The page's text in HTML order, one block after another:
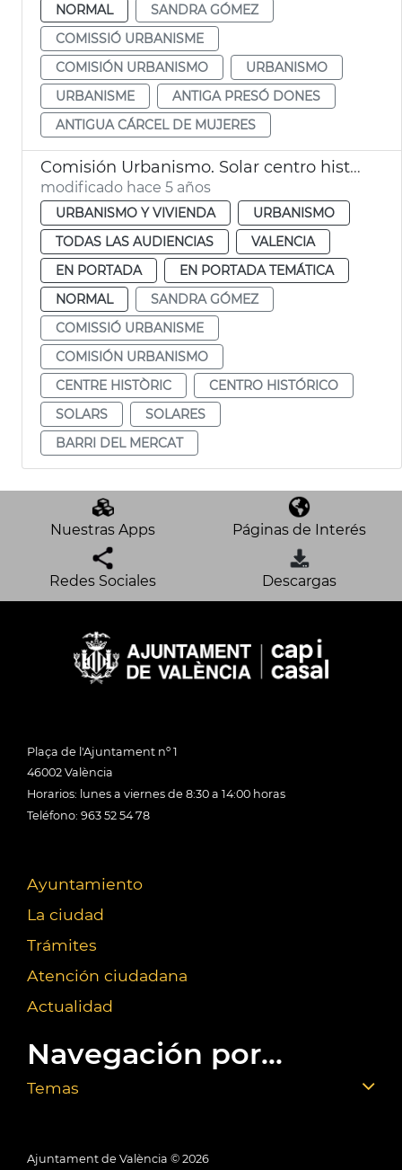
NORMAL
SANDRA GÓMEZ
COMISSIÓ URBANISME
COMISIÓN URBANISMO
URBANISMO
URBANISME
ANTIGA PRESÓ DONES
ANTIGUA CÁRCEL DE MUJERES
Comisión Urbanismo. Solar centro histórico
modificado hace 5 años
URBANISMO Y VIVIENDA
URBANISMO
TODAS LAS AUDIENCIAS
VALENCIA
EN PORTADA
EN PORTADA TEMÁTICA
NORMAL
SANDRA GÓMEZ
COMISSIÓ URBANISME
COMISIÓN URBANISMO
CENTRE HISTÒRIC
CENTRO HISTÓRICO
SOLARS
SOLARES
BARRI DEL MERCAT
Nuestras Apps Páginas de Interés
Redes Sociales Descargas
Plaça de l'Ajuntament nº 1
46002 València
Horarios: lunes a viernes de 8:30 a 14:00 horas
Teléfono: 963 52 54 78
Ayuntamiento
La ciudad
Trámites
Atención ciudadana
Actualidad
Navegación por...
Temas
Ajuntament de València © 2026